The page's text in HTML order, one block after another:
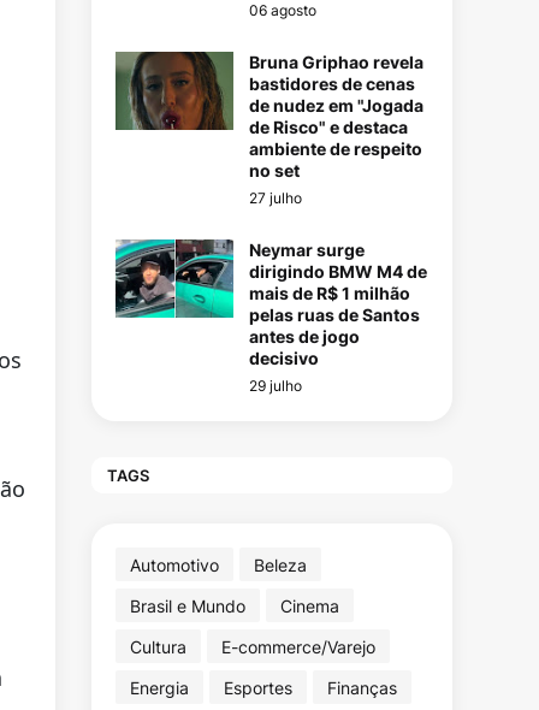
06 agosto
Bruna Griphao revela
bastidores de cenas
de nudez em "Jogada
de Risco" e destaca
ambiente de respeito
no set
27 julho
Neymar surge
dirigindo BMW M4 de
mais de R$ 1 milhão
pelas ruas de Santos
antes de jogo
decisivo
29 julho
TAGS
Automotivo
Beleza
Brasil e Mundo
Cinema
Cultura
E-commerce/Varejo
Energia
Esportes
Finanças